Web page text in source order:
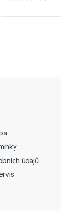
údajů